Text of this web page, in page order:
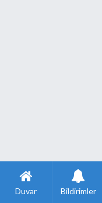
Duvar Bildirimler